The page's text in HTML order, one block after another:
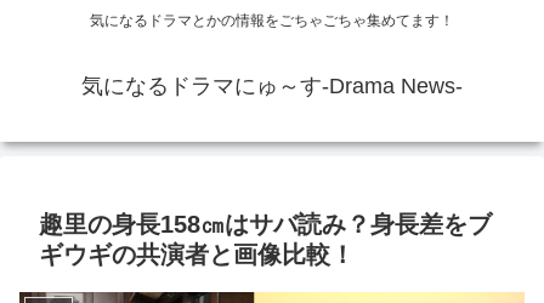
気になるドラマとかの情報をごちゃごちゃ集めてます！
気になるドラマにゅ～す-Drama News-
趣里の身長158㎝はサバ読み？身長差をブ
ギウギの共演者と画像比較！